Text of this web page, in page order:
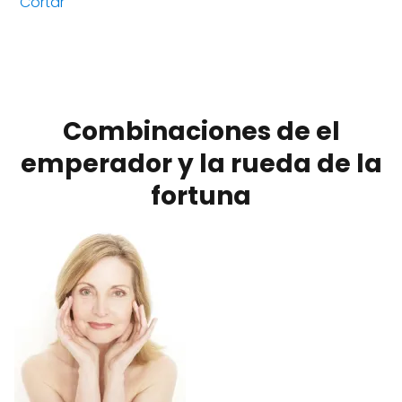
Combinaciones de el
emperador y la rueda de la
fortuna